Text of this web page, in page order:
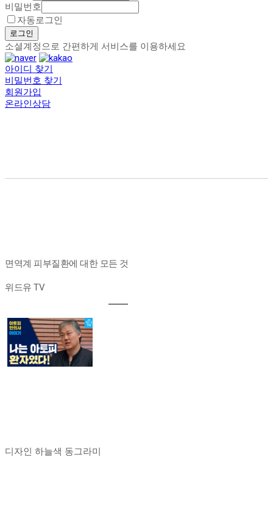
비밀번호
자동로그인
로그인
소셜계정으로 간편하게 서비스를 이용하세요
아이디 찾기
비밀번호 찾기
회원가입
온라인상담
면역계 피부질환에 대한 모든 것
위드유 TV
디자인 하늘색 동그라미